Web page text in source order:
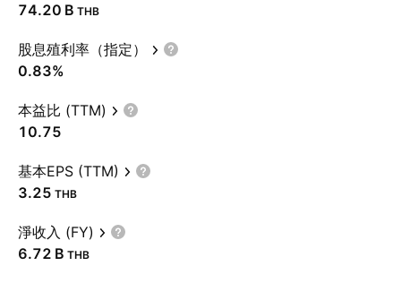
‪74.20 B‬ THB
股息殖利率（指定）
0.83%
本益比 (TTM)
10.75
基本EPS (TTM)
3.25 THB
淨收入 (FY)
‪6.72 B‬ THB